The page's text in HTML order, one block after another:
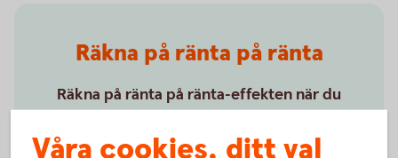
Räkna på ränta på ränta
Räkna på ränta på ränta-effekten när du
dina pengar kan växa.
Våra cookies, ditt val